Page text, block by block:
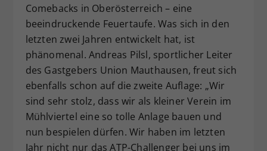
Comebacks in Oberösterreich – eine
beeindruckende Feuertaufe. Was sich in den
letzten zwei Jahren entwickelt hat, ist
phänomenal. Andreas Pilsl, sportlicher Leiter
des Gastgebers Union Mauthausen, freut sich
ebenfalls schon auf die zweite Auflage: „Wir
sind sehr stolz, dass wir als kleiner Verein im
Mühlviertel eine so tolle Anlage bauen und
nun bespielen dürfen. Wir haben im letzten
Jahr nicht nur das ATP-Challenger bei uns im